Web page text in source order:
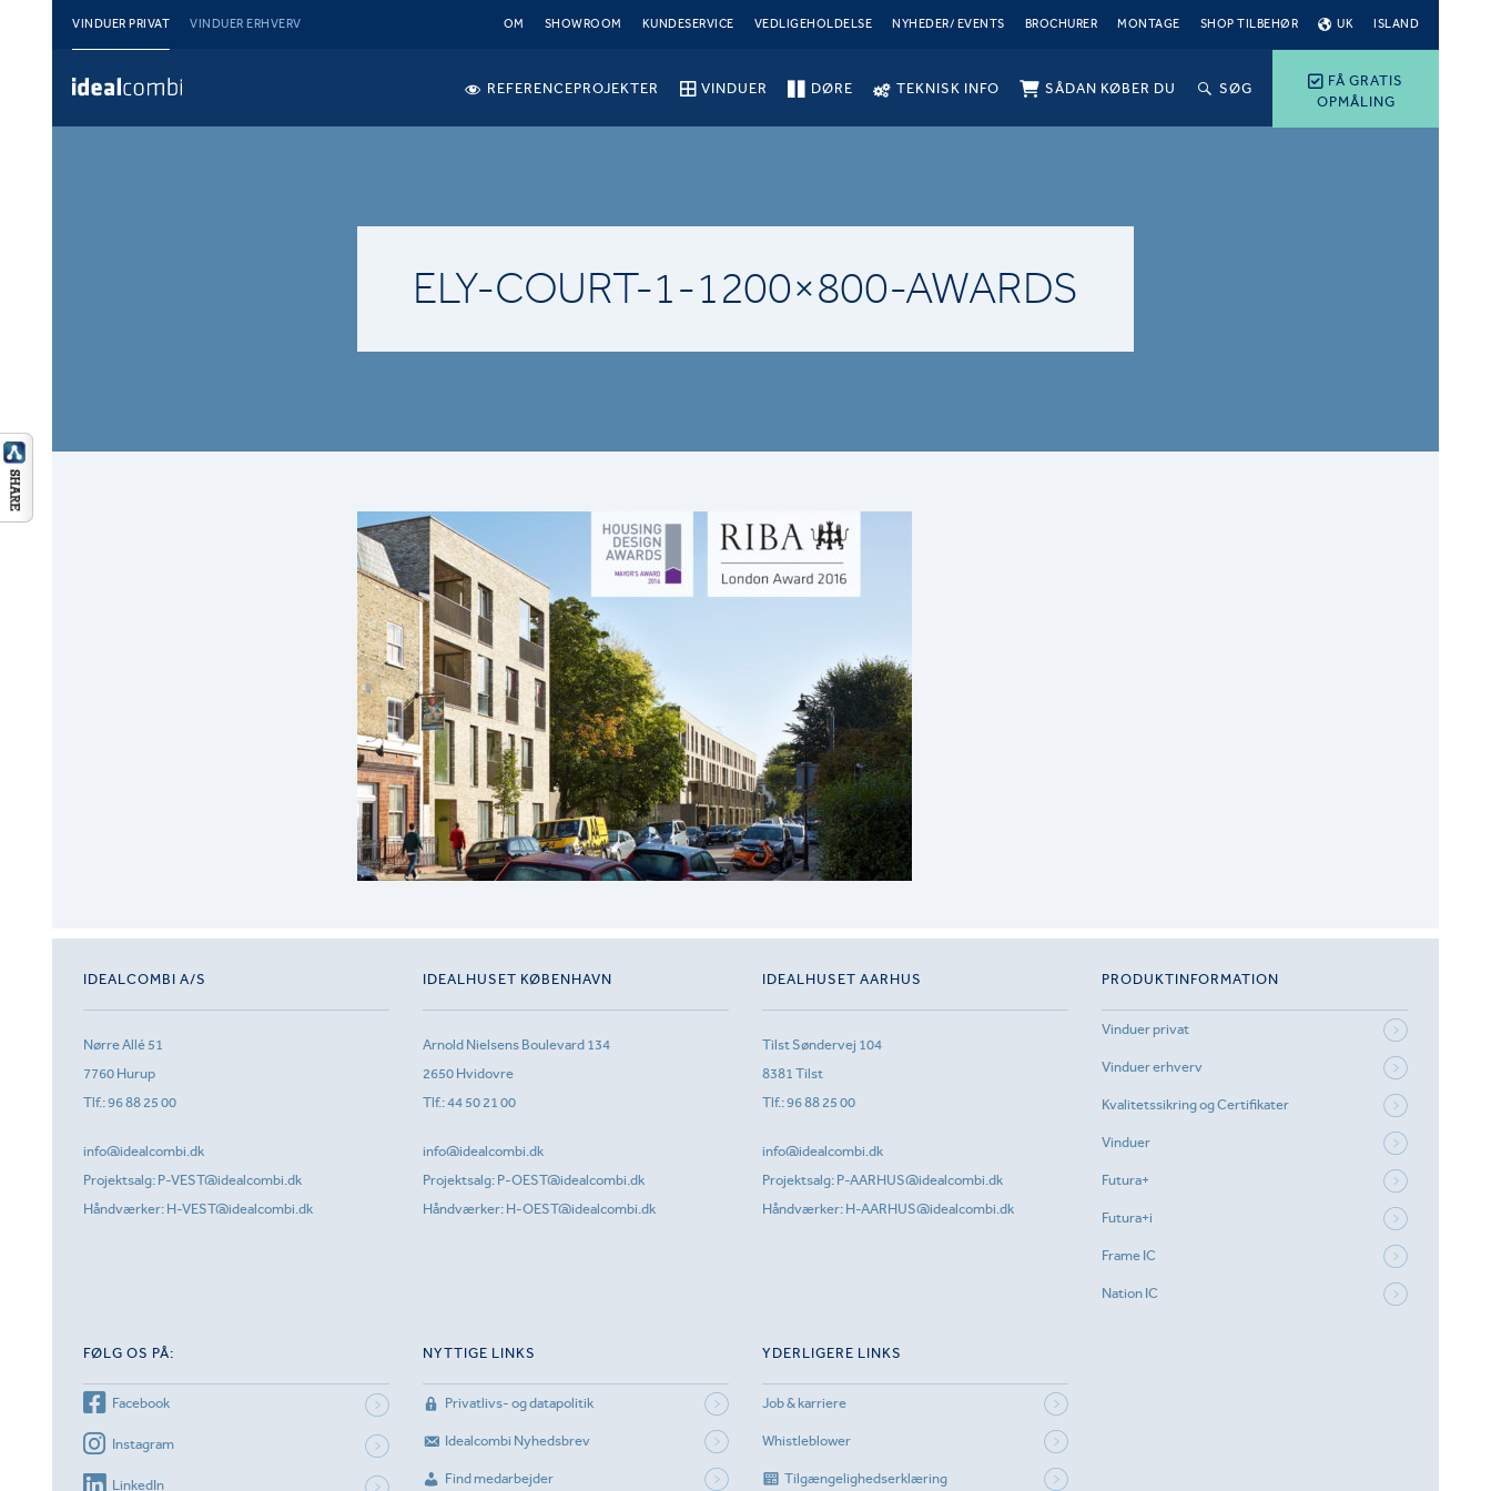
VINDUER PRIVAT VINDUER ERHVERV OM SHOWROOM KUNDESERVICE VEDLIGEHOLDELSE NYHEDER/ EVENTS BROCHURER MONTAGE SHOP TILBEHØR UK ISLAND
FÅ GRATIS
OPMÅLING
REFERENCEPROJEKTER VINDUER DØRE TEKNISK INFO SÅDAN KØBER DU SØG
ELY-COURT-1-1200×800-AWARDS
IDEALCOMBI A/S
Nørre Allé 51
7760 Hurup
Tlf.:96 88 25 00
info@idealcombi.dk
Projektsalg: P-VEST@idealcombi.dk
Håndværker: H-VEST@idealcombi.dk
IDEALHUSET KØBENHAVN
Arnold Nielsens Boulevard 134
2650 Hvidovre
Tlf.:44 50 21 00
info@idealcombi.dk
Projektsalg: P-OEST@idealcombi.dk
Håndværker: H-OEST@idealcombi.dk
IDEALHUSET AARHUS
Tilst Søndervej 104
8381 Tilst
Tlf.:96 88 25 00
info@idealcombi.dk
Projektsalg: P-AARHUS@idealcombi.dk
Håndværker: H-AARHUS@idealcombi.dk
PRODUKTINFORMATION
Vinduer privat
Vinduer erhverv
Kvalitetssikring og Certifikater
Vinduer
Futura+
Futura+i
Frame IC
Nation IC
FØLG OS PÅ:
Facebook
Instagram
LinkedIn
NYTTIGE LINKS
Privatlivs- og datapolitik
Idealcombi Nyhedsbrev
Find medarbejder
YDERLIGERE LINKS
Job & karriere
Whistleblower
Tilgængelighedserklæring